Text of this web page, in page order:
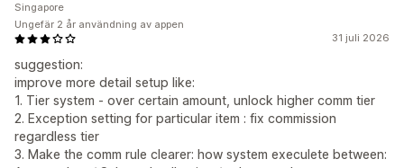
31 juli 2026
suggestion:
improve more detail setup like:
1. Tier system - over certain amount, unlock higher comm tier
2. Exception setting for particular item : fix commission
regardless tier
3. Make the comm rule clearer: how system execulete between:
Singapore
Ungefär 2 år användning av appen